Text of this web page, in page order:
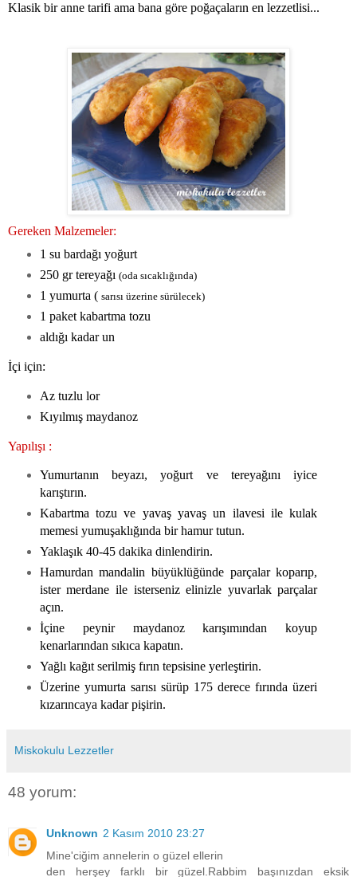
Klasik bir anne tarifi ama bana göre poğaçaların en lezzetlisi...
Gereken Malzemeler:
1 su bardağı yoğurt
250 gr tereyağı (oda sıcaklığında)
1 yumurta ( sarısı üzerine sürülecek)
1 paket kabartma tozu
aldığı kadar un
İçi için:
Az tuzlu lor
Kıyılmış maydanoz
Yapılışı :
Yumurtanın beyazı, yoğurt ve tereyağını iyice
karıştırın.
Kabartma tozu ve yavaş yavaş un ilavesi ile kulak
memesi yumuşaklığında bir hamur tutun.
Yaklaşık 40-45 dakika dinlendirin.
Hamurdan mandalin büyüklüğünde parçalar koparıp,
ister merdane ile isterseniz elinizle yuvarlak parçalar
açın.
İçine peynir maydanoz karışımından koyup
kenarlarından sıkıca kapatın.
Yağlı kağıt serilmiş fırın tepsisine yerleştirin.
Üzerine yumurta sarısı sürüp 175 derece fırında üzeri
kızarıncaya kadar pişirin.
Miskokulu Lezzetler
48 yorum:
Unknown 2 Kasım 2010 23:27
Mine'ciğim annelerin o güzel ellerin
den herşey farklı bir güzel.Rabbim başınızdan eksik